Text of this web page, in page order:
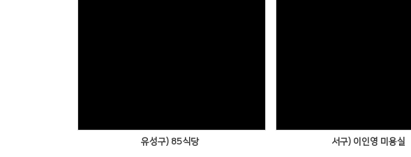
유성구) 85식당 서구) 이인영 미용실